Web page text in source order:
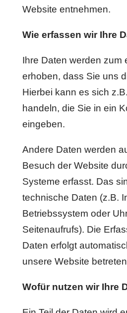
Website entnehmen.
Wie erfassen wir Ihre
Ihre Daten werden zum
erhoben, dass Sie uns
Hierbei kann es sich
handeln, die Sie in ein
eingeben.
Andere Daten werden
Besuch der Website
Systeme erfasst. Das
technische Daten (z.B.
Betriebssystem oder
Seitenaufrufs). Die
Daten erfolgt
unsere Website
Wofür nutzen wir Ihre